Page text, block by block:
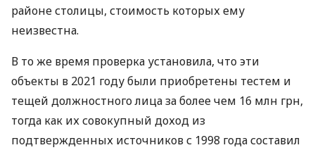
районе столицы, стоимость которых ему
неизвестна.
В то же время проверка установила, что эти
объекты в 2021 году были приобретены тестем и
тещей должностного лица за более чем 16 млн грн,
тогда как их совокупный доход из
подтвержденных источников с 1998 года составил